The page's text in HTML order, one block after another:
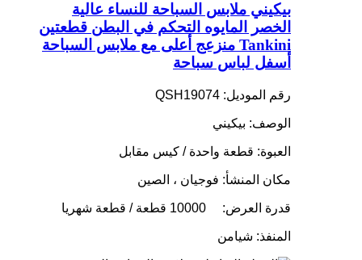
بيكيني ملابس السباحة للنساء عالية
الخصر المايوه التحكم في البطن قطعتين
Tankini منزعج أعلى مع ملابس السباحة
أسفل لباس سباحة
رقم الموديل: QSH19074
الوصف: بيكيني
العبوة: قطعة واحدة / كيس مقابل
مكان المنشأ: فوجيان ، الصين
قدرة العرض: 10000 قطعة / قطعة شهريا
المنفذ: شيامن